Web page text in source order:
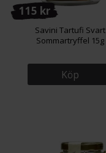
115 kr
Savini Tartufi Svart
Sommartryffel 15g
Köp